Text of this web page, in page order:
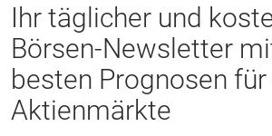
Ihr täglicher und
Börsen-Newsletter
besten Prognosen
Aktienmärkte